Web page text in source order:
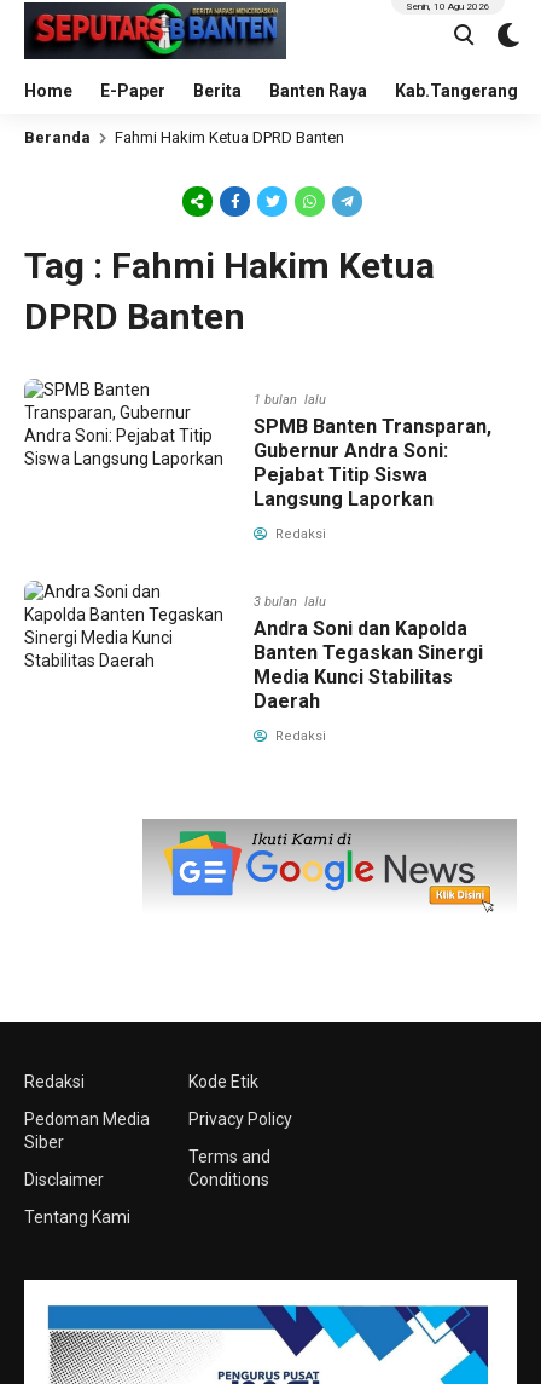
Home E-Paper Berita Banten Raya Kab.Tangerang
Senin, 10 Agu 2026
Beranda Fahmi Hakim Ketua DPRD Banten
Tag : Fahmi Hakim Ketua
DPRD Banten
1 bulan lalu
SPMB Banten Transparan,
Gubernur Andra Soni:
Pejabat Titip Siswa
Langsung Laporkan
Redaksi
3 bulan lalu
Andra Soni dan Kapolda
Banten Tegaskan Sinergi
Media Kunci Stabilitas
Daerah
Redaksi
Redaksi
Pedoman Media
Siber
Disclaimer
Tentang Kami
Kode Etik
Privacy Policy
Terms and
Conditions